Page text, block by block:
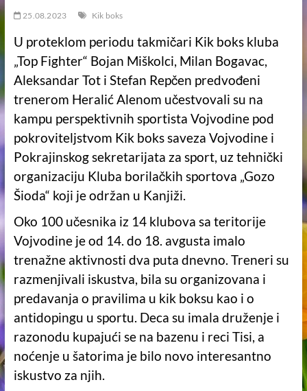
25.08.2023 Kik boks
U proteklom periodu takmičari Kik boks kluba
„Top Fighter“ Bojan Miškolci, Milan Bogavac,
Aleksandar Tot i Stefan Repčen predvođeni
trenerom Heralić Alenom učestvovali su na
kampu perspektivnih sportista Vojvodine pod
pokroviteljstvom Kik boks saveza Vojvodine i
Pokrajinskog sekretarijata za sport, uz tehnički
organizaciju Kluba borilačkih sportova „Gozo
Šioda“ koji je održan u Kanjiži.
Oko 100 učesnika iz 14 klubova sa teritorije
Vojvodine je od 14. do 18. avgusta imalo
trenažne aktivnosti dva puta dnevno. Treneri su
razmenjivali iskustva, bila su organizovana i
predavanja o pravilima u kik boksu kao i o
antidopingu u sportu. Deca su imala druženje i
razonodu kupajući se na bazenu i reci Tisi, a
noćenje u šatorima je bilo novo interesantno
iskustvo za njih.